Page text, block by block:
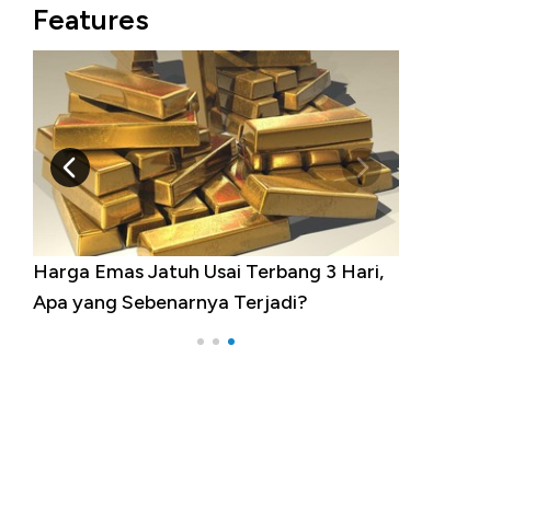
Features
Harga Emas Jatuh Usai Terbang 3 Hari,
Apa yang Sebenarnya Terjadi?